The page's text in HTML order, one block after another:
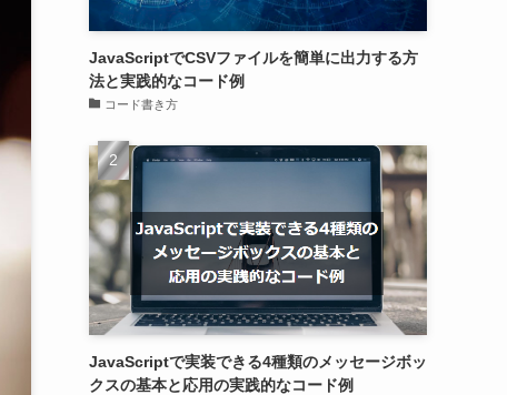
JavaScriptでCSVファイルを簡単に出力する方
法と実践的なコード例
コード書き方
JavaScriptで実装できる4種類のメッセージボッ
クスの基本と応用の実践的なコード例